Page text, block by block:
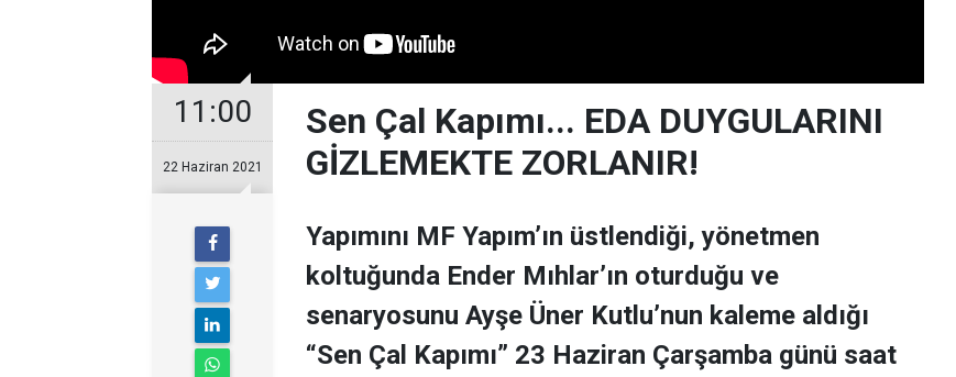
11:00
22 Haziran 2021
Sen Çal Kapımı... EDA DUYGULARINI
GİZLEMEKTE ZORLANIR!
Yapımını MF Yapım’ın üstlendiği, yönetmen
koltuğunda Ender Mıhlar’ın oturduğu ve
senaryosunu Ayşe Üner Kutlu’nun kaleme aldığı
“Sen Çal Kapımı” 23 Haziran Çarşamba günü saat